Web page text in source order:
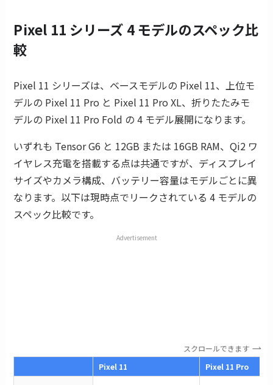
Pixel 11 シリーズ 4 モデルのスペック比
較
Pixel 11 シリーズは、ベースモデルの Pixel 11、上位モ
デルの Pixel 11 Pro と Pixel 11 Pro XL、折りたたみモ
デルの Pixel 11 Pro Fold の 4 モデル展開になります。
いずれも Tensor G6 と 12GB または 16GB RAM、Qi2 ワ
イヤレス充電を搭載する点は共通ですが、ディスプレイ
サイズやカメラ構成、バッテリー容量はモデルごとに異
なります。以下は現時点でリークされている 4 モデルの
スペック比較です。
Advertisement
スクロールできます
Pixel 11
Pixel 11 Pro